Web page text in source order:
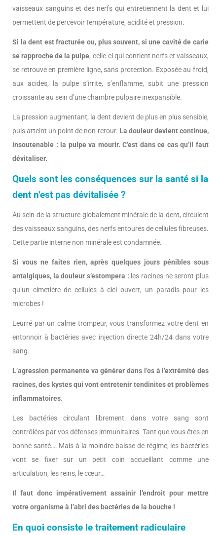
vaisseaux sanguins et des nerfs qui entretiennent la dent et lui
permettent de percevoir température, acidité et pression.
Si la dent est fracturée ou, plus souvent, si une cavité de carie
se rapproche de la pulpe, celle-ci qui contient nerfs et vaisseaux,
se retrouve en première ligne, sans protection. Exposée au froid,
aux acides, la pulpe s’irrite, s’enflamme, subit une pression
croissante au sein d’une chambre pulpaire inexpansible.
La pression augmentant, la dent devient de plus en plus sensible,
puis atteint un point de non-retour. La douleur devient continue,
insoutenable : la pulpe va mourir. C’est dans ce cas qu’il faut
dévitaliser.
Quels sont les conséquences sur la santé si la
dent n’est pas dévitalisée ?
Au sein de la structure globalement minérale de la dent, circulent
des vaisseaux sanguins, des nerfs entoures de cellules fibreuses.
Cette partie interne non minérale est condamnée.
Si vous ne faites rien, après quelques jours pénibles sous
antalgiques, la douleur s’estompera : les racines ne seront plus
qu’un cimetière de cellules à ciel ouvert, un paradis pour les
microbes !
Leurré par un calme trompeur, vous transformez votre dent en
entonnoir à bactéries avec injection directe 24h/24 dans votre
sang.
L’agression permanente va générer dans l’os à l’extrémité des
racines, des kystes qui vont entretenir tendinites et problèmes
inflammatoires.
Les bactéries circulant librement dans votre sang sont
contrôlées par vos défenses immunitaires. Tant que vous êtes en
bonne santé…. Mais à la moindre baisse de régime, les bactéries
vont se fixer sur un petit coin accueillant comme une
articulation, les reins, le cœur…
Il faut donc impérativement assainir l’endroit pour mettre
votre organisme à l’abri des bactéries de la bouche !
En quoi consiste le traitement radiculaire